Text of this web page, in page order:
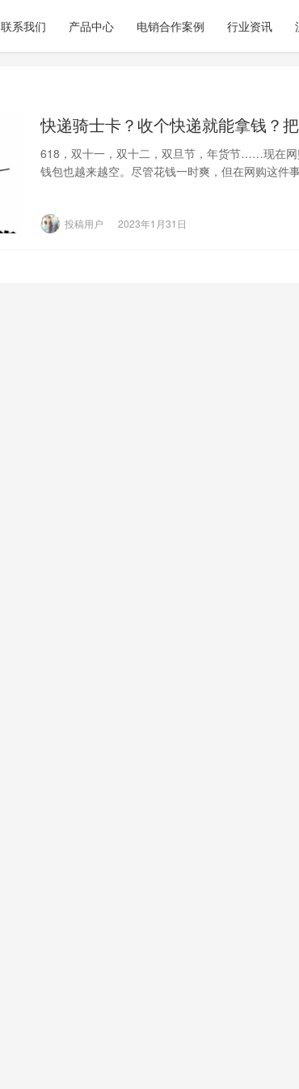
联系我们 产品中心 电销合作案例 行业资讯
快递骑士卡？收个快递就能拿钱？
618，双十一，双十二，双旦节，年货节……现在
钱包也越来越空。尽管花钱一时爽，但在网购这件
投稿用户 2023年1月31日